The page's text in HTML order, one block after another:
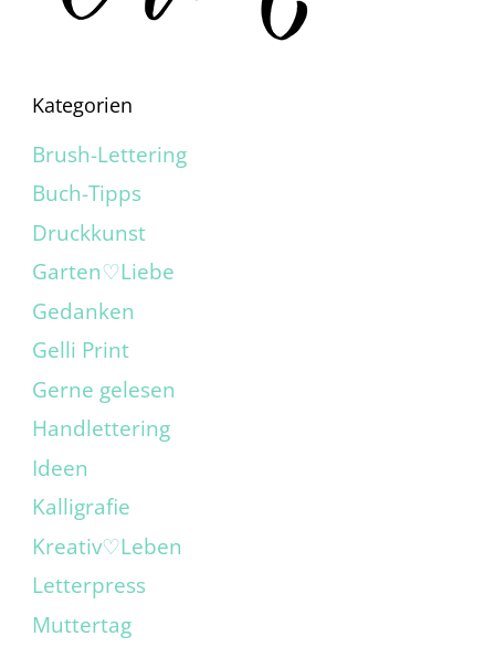
Kategorien
Brush-Lettering
Buch-Tipps
Druckkunst
Garten♡Liebe
Gedanken
Gelli Print
Gerne gelesen
Handlettering
Ideen
Kalligrafie
Kreativ♡Leben
Letterpress
Muttertag